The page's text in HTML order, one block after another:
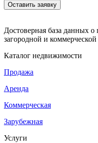
Достоверная база данных
загородной и
Каталог недвижимости
Продажа
Аренда
Коммерческая
Зарубежная
Услуги